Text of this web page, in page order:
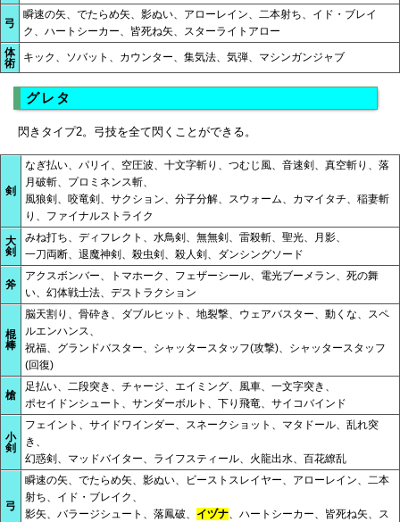
弓
瞬速の矢、でたらめ矢、影ぬい、アローレイン、二本射ち、イド・ブレイ
ク、ハートシーカー、皆死ね矢、スターライトアロー
体
術
キック、ソバット、カウンター、集気法、気弾、マシンガンジャブ
グレタ
閃きタイプ2。弓技を全て閃くことができる。
剣
なぎ払い、パリイ、空圧波、十文字斬り、つむじ風、音速剣、真空斬り、落
月破斬、プロミネンス斬、
風狼剣、咬竜剣、サクション、分子分解、スウォーム、カマイタチ、稲妻斬
り、ファイナルストライク
大
剣
みね打ち、ディフレクト、水鳥剣、無無剣、雷殺斬、聖光、月影、
一刀両断、退魔神剣、殺虫剣、殺人剣、ダンシングソード
斧
アクスボンバー、トマホーク、フェザーシール、電光ブーメラン、死の舞
い、幻体戦士法、デストラクション
棍
棒
脳天割り、骨砕き、ダブルヒット、地裂撃、ウェアバスター、動くな、スペ
ルエンハンス、
祝福、グランドバスター、シャッタースタッフ(攻撃)、シャッタースタッフ
(回復)
槍
足払い、二段突き、チャージ、エイミング、風車、一文字突き、
ポセイドンシュート、サンダーボルト、下り飛竜、サイコバインド
小
剣
フェイント、サイドワインダー、スネークショット、マタドール、乱れ突
き、
幻惑剣、マッドバイター、ライフスティール、火龍出水、百花繚乱
弓
瞬速の矢、でたらめ矢、影ぬい、ビーストスレイヤー、アローレイン、二本
射ち、イド・ブレイク、
影矢、バラージシュート、落鳳破、 イヅナ、ハートシーカー、皆死ね矢、ス